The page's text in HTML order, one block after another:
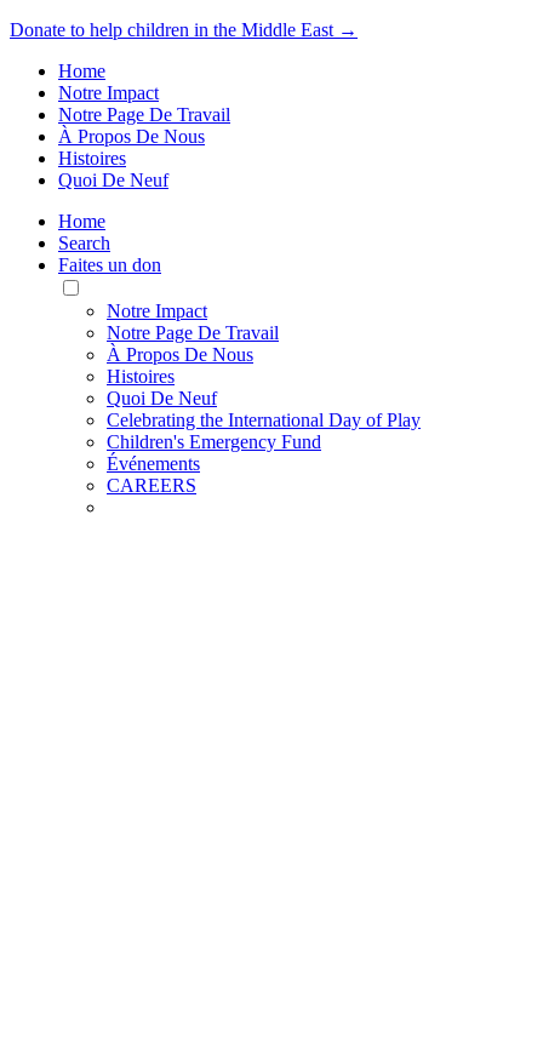
Donate to help children in the Middle East →
Home
Notre Impact
Notre Page De Travail
À Propos De Nous
Histoires
Quoi De Neuf
Home
Search
Faites un don
Toggle
Mobile
Menu
Notre Impact
Notre Page De Travail
À Propos De Nous
Histoires
Quoi De Neuf
Celebrating the International Day of Play
Children's Emergency Fund
Événements
CAREERS